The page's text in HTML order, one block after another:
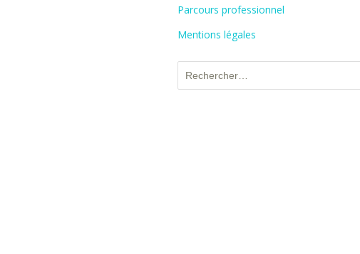
Parcours professionnel
Mentions légales
Rechercher :